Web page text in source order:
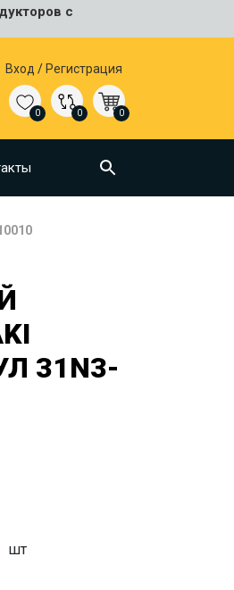
с
Вход / Регистрация
0 0 0
31N3-
шт